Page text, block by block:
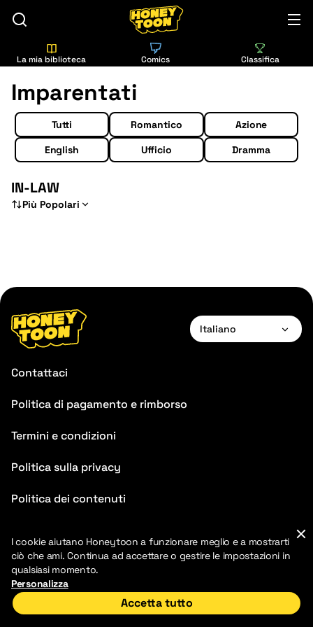
La mia biblioteca Comics Classifica
Imparentati
Tutti Romantico
Azione
English
Ufficio Dramma
IN-LAW
Più Popolari
Italiano
Contattaci
Politica di pagamento e rimborso
Termini e condizioni
Politica sulla privacy
Politica dei contenuti
2026 HoneyToon. HoneyToon. Tutti i diritti riservati
I cookie aiutano Honeytoon a funzionare meglio e a mostrarti
ciò che ami. Continua ad accettare o gestire le impostazioni in
qualsiasi momento.
Personalizza
Accetta tutto